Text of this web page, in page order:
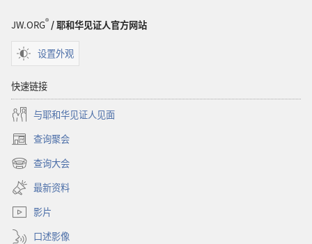
到
JW.ORG® / 耶和华见证人官方网站
设置外观
快速链接
与耶和华见证人见面
查询聚会
（打
开
新
窗
口）
查询大会
（打
开
新
窗
口）
最新资料
影片
口述影像